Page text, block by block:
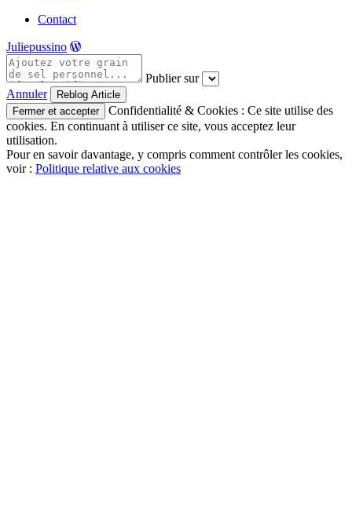
Contact
Juliepussino
Publier sur
Annuler
Confidentialité & Cookies : Ce site utilise des
cookies. En continuant à utiliser ce site, vous acceptez leur
utilisation.
Pour en savoir davantage, y compris comment contrôler les cookies,
voir : Politique relative aux cookies